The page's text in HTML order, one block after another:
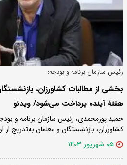
رئیس سازمان برنامه‌ و بودجه:
بخشی از مطالبات کشاورزان،
هفتۀ آینده پرداخت می‌شود/ ویدئو
حمید پورمحمدی، رئیس سازمان برنامه‌ و
کشاورزان، بازنشستگان و معلمان به‌تدریج از
۰۵ شهریور ۱۴۰۳